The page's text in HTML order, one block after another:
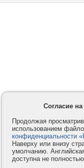
Согласие
Продолжая
использованием
конфиденциальности
Наверху или внизу
умолчанию.
доступна не